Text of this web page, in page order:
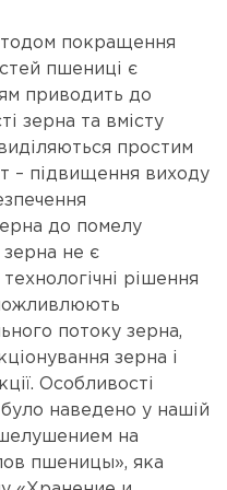
покращення
пшениці є
приводить до
зерна та вмісту
простим
– підвищення виходу
до помелу
не є
рішення
потоку зерна,
зерна і
Особливості
наведено у нашій
на
пшеницы», яка